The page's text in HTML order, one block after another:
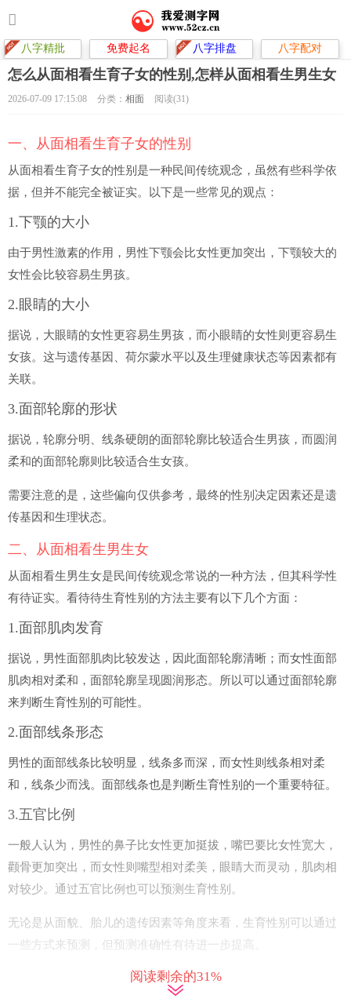
八字精批 免费起名 八字排盘 八字配对
怎么从面相看生育子女的性别,怎样从面相看生男生女
2026-07-09 17:15:08 分类： 相面 阅读(31)
一、从面相看生育子女的性别
从面相看生育子女的性别是一种民间传统观念，虽然有些科学依
据，但并不能完全被证实。以下是一些常见的观点：
1.下颚的大小
由于男性激素的作用，男性下颚会比女性更加突出，下颚较大的
女性会比较容易生男孩。
2.眼睛的大小
据说，大眼睛的女性更容易生男孩，而小眼睛的女性则更容易生
女孩。这与遗传基因、荷尔蒙水平以及生理健康状态等因素都有
关联。
3.面部轮廓的形状
据说，轮廓分明、线条硬朗的面部轮廓比较适合生男孩，而圆润
柔和的面部轮廓则比较适合生女孩。
需要注意的是，这些偏向仅供参考，最终的性别决定因素还是遗
传基因和生理状态。
二、从面相看生男生女
从面相看生男生女是民间传统观念常说的一种方法，但其科学性
有待证实。看待待生育性别的方法主要有以下几个方面：
1.面部肌肉发育
据说，男性面部肌肉比较发达，因此面部轮廓清晰；而女性面部
肌肉相对柔和，面部轮廓呈现圆润形态。所以可以通过面部轮廓
来判断生育性别的可能性。
2.面部线条形态
男性的面部线条比较明显，线条多而深，而女性则线条相对柔
和，线条少而浅。面部线条也是判断生育性别的一个重要特征。
3.五官比例
一般人认为，男性的鼻子比女性更加挺拔，嘴巴要比女性宽大，
颧骨更加突出，而女性则嘴型相对柔美，眼睛大而灵动，肌肉相
对较少。通过五官比例也可以预测生育性别。
无论是从面貌、胎儿的遗传因素等角度来看，生育性别可以通过
一些方式来预测，但预测准确性有待进一步提高。
在预测生育性别方面，民间观念结合科学实验是最好的方法。
阅读剩余的31%